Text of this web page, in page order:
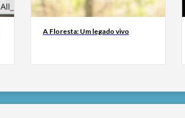
A Floresta: Um legado vivo